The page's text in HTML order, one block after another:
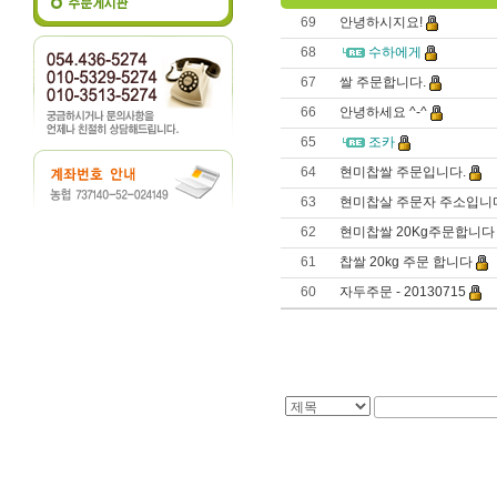
69
안녕하시지요!
68
수하에게
67
쌀 주문합니다.
66
안녕하세요 ^-^
65
조카
64
현미찹쌀 주문입니다.
63
현미찹살 주문자 주소입니
62
현미찹쌀 20Kg주문합니다
61
찹쌀 20kg 주문 합니다
60
자두주문 - 20130715